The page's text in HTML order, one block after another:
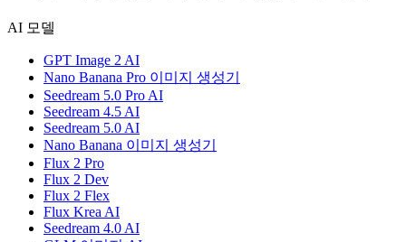
AI 모델
GPT Image 2 AI
Nano Banana Pro 이미지 생성기
Seedream 5.0 Pro AI
Seedream 4.5 AI
Seedream 5.0 AI
Nano Banana 이미지 생성기
Flux 2 Pro
Flux 2 Dev
Flux 2 Flex
Flux Krea AI
Seedream 4.0 AI